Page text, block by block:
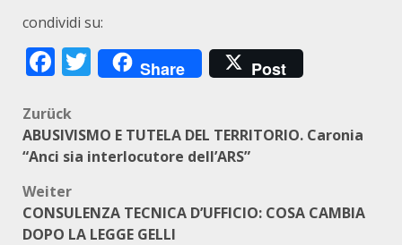
condividi su:
Facebook
Twitter
Share Post
Beitragsnavigation
Zurück
ABUSIVISMO E TUTELA DEL TERRITORIO. Caronia
“Anci sia interlocutore dell’ARS”
Weiter
CONSULENZA TECNICA D’UFFICIO: COSA CAMBIA
DOPO LA LEGGE GELLI